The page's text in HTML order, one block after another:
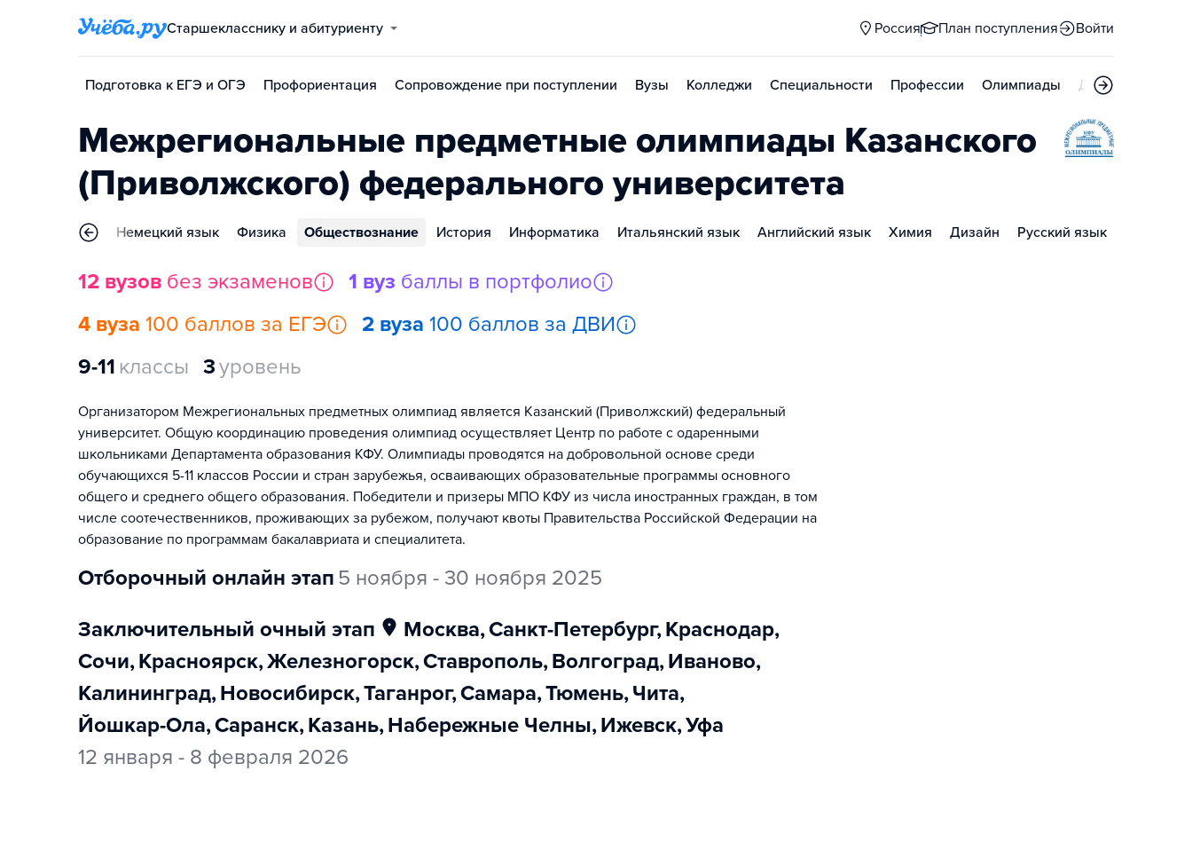
Старшекласснику и абитуриенту Россия План поступления Войти
Подготовка к ЕГЭ и ОГЭ Профориентация Сопровождение при поступлении Вузы Колледжи Специальности Профессии Олимпиады Дни открытых
Межрегиональные предметные олимпиады Казанского
(Приволжского) федерального университета
язык Немецкий язык Физика Обществознание История Информатика Итальянский язык Английский язык Химия Дизайн Русский язык
12 вузов без экзаменов 1 вуз баллы в портфолио
4 вуза 100 баллов за ЕГЭ 2 вуза 100 баллов за ДВИ
9-11 классы 3уровень
Организатором Межрегиональных предметных олимпиад является Казанский (Приволжский) федеральный
университет. Общую координацию проведения олимпиад осуществляет Центр по работе с одаренными
школьниками Департамента образования КФУ. Олимпиады проводятся на добровольной основе среди
обучающихся 5-11 классов России и стран зарубежья, осваивающих образовательные программы основного
общего и среднего общего образования. Победители и призеры МПО КФУ из числа иностранных граждан, в том
числе соотечественников, проживающих за рубежом, получают квоты Правительства Российской Федерации на
образование по программам бакалавриата и специалитета.
отборочный онлайн этап 5 ноября - 30 ноября 2025
заключительный очный этап
Москва, Санкт-Петербург, Краснодар,
Сочи, Красноярск, Железногорск, Ставрополь, Волгоград, Иваново,
Калининград, Новосибирск, Таганрог, Самара, Тюмень, Чита,
Йошкар-Ола, Саранск, Казань, Набережные Челны, Ижевск, Уфа
12 января - 8 февраля 2026